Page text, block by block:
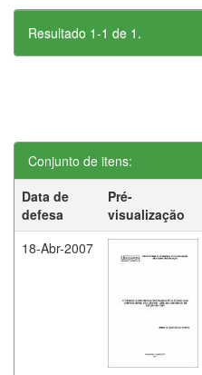
Resultado 1-1 de 1.
Conjunto de itens:
Data de
defesa
Pré-
visualização
18-Abr-2007